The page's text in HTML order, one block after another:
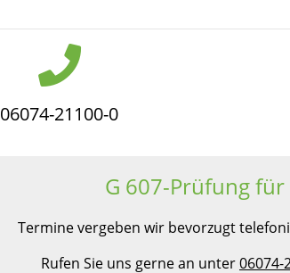
06074-21100-0
G 607-Prüfung
Termine vergeben wir bevorzugt
Rufen Sie uns gerne an unter06074-